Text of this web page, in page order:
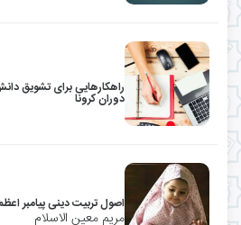
راهکار‌هایی برای تشویق
دوران کرونا
اصول تربیت دینی پیامبر
مریم معین الاسلام